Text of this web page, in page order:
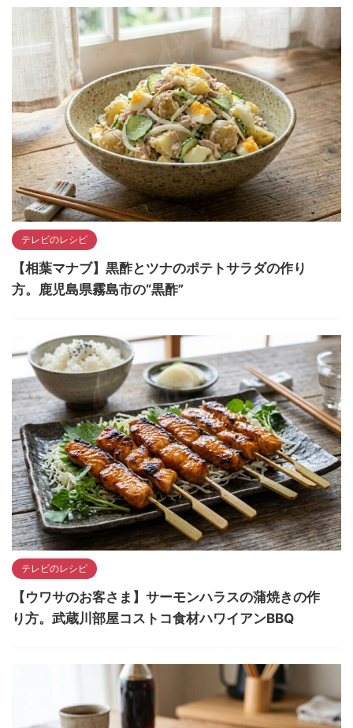
テレビのレシピ
【相葉マナブ】黒酢とツナのポテトサラダの作り
方。鹿児島県霧島市の“黒酢”
テレビのレシピ
【ウワサのお客さま】サーモンハラスの蒲焼きの作
り方。武蔵川部屋コストコ食材ハワイアンBBQ